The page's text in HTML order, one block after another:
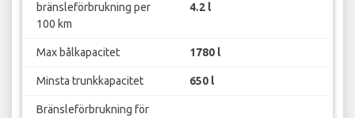
bränsleförbrukning per
100 km
4.2 l
Max bålkapacitet 1780 l
Minsta trunkkapacitet 650 l
Bränsleförbrukning för